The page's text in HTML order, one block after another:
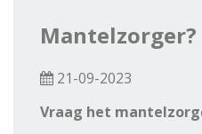
Mantelzorger?
21-09-2023
Vraag het